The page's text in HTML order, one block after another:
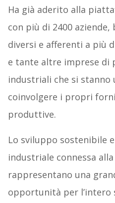
Ha già aderito alla
con più di 2400
diversi e afferenti a più
e tante altre imprese di
industriali che si stanno
coinvolgere i propri
produttive.
Lo sviluppo sostenibile
industriale connessa
rappresentano una
opportunità per